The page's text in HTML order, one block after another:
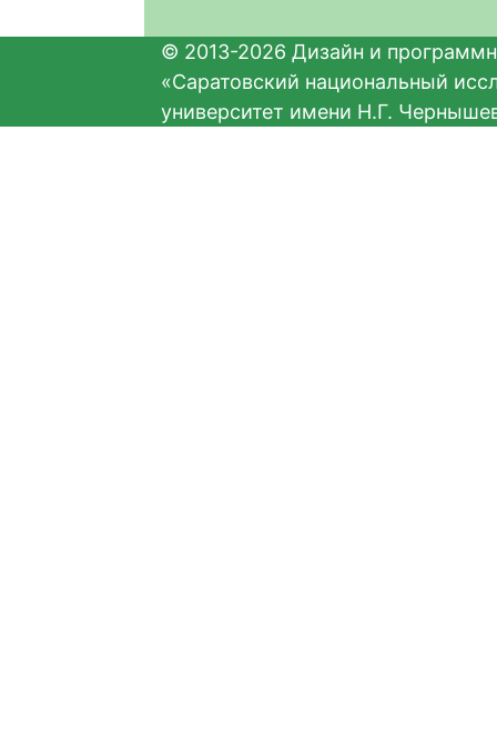
© 2013-2026 Дизайн и
«Саратовский национальный
университет имени Н.Г.